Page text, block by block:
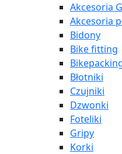
Akcesoria
Akcesoria
Bidony
Bike fitting
Błotniki
Czujniki
Dzwonki
Foteliki
Gripy
Korki